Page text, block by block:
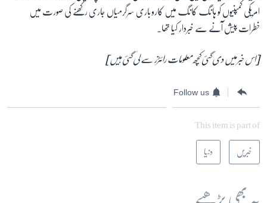
امریکی کمپنیوں کو ہانگ کانگ میں کاروباری سرگرمیاں جاری رکھنے کی صورت میں
خطرات پیش آنے سے خبردار کیا تھا۔
[اس خبر میں دی گئی کچھ معلومات رائٹرز سے لی گئی ہیں]
Follow us
This item is part of
خبریں دنیا
یہ بھی پڑھیے